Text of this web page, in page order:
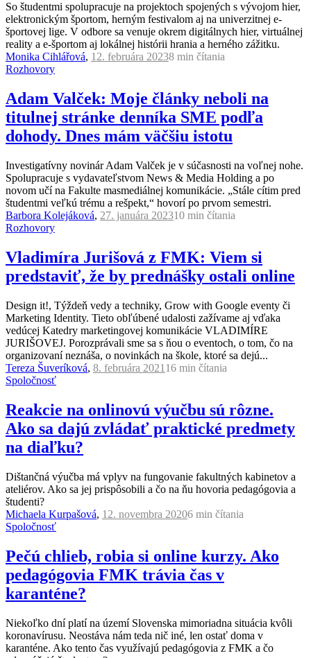
So študentmi spolupracuje na projektoch spojených s vývojom hier,
elektronickým športom, herným festivalom aj na univerzitnej e-
športovej lige. V odbore sa venuje okrem digitálnych hier, virtuálnej
reality a e-športom aj lokálnej histórii hrania a herného zážitku.
Monika Cihlářová, 12. februára 20238 min čítania
Rozhovory
Adam Valček: Moje články neboli na
titulnej stránke denníka SME podľa
dohody. Dnes mám väčšiu istotu
Investigatívny novinár Adam Valček je v súčasnosti na voľnej nohe.
Spolupracuje s vydavateľstvom News & Media Holding a po
novom učí na Fakulte masmediálnej komunikácie. „Stále cítim pred
študentmi veľkú trému a rešpekt,“ hovorí po prvom semestri.
Barbora Kolejáková, 27. januára 202310 min čítania
Rozhovory
Vladimíra Jurišová z FMK: Viem si
predstaviť, že by prednášky ostali online
Design it!, Týždeň vedy a techniky, Grow with Google eventy či
Marketing Identity. Tieto obľúbené udalosti zažívame aj vďaka
vedúcej Katedry marketingovej komunikácie VLADIMÍRE
JURIŠOVEJ. Porozprávali sme sa s ňou o eventoch, o tom, čo na
organizovaní neznáša, o novinkách na škole, ktoré sa dejú...
Tereza Šuveríková, 8. februára 2021 16 min čítania
Spoločnosť
Reakcie na onlinovú výučbu sú rôzne.
Ako sa dajú zvládať praktické predmety
na diaľku?
Dištančná výučba má vplyv na fungovanie fakultných kabinetov a
ateliérov. Ako sa jej prispôsobili a čo na ňu hovoria pedagógovia a
študenti?
Michaela Kurpašová, 12. novembra 20206 min čítania
Spoločnosť
Pečú chlieb, robia si online kurzy. Ako
pedagógovia FMK trávia čas v
karanténe?
Niekoľko dní platí na území Slovenska mimoriadna situácia kvôli
koronavírusu. Neostáva nám teda nič iné, len ostať doma v
karanténe. Ako tento čas využívajú pedagógovia z FMK a čo